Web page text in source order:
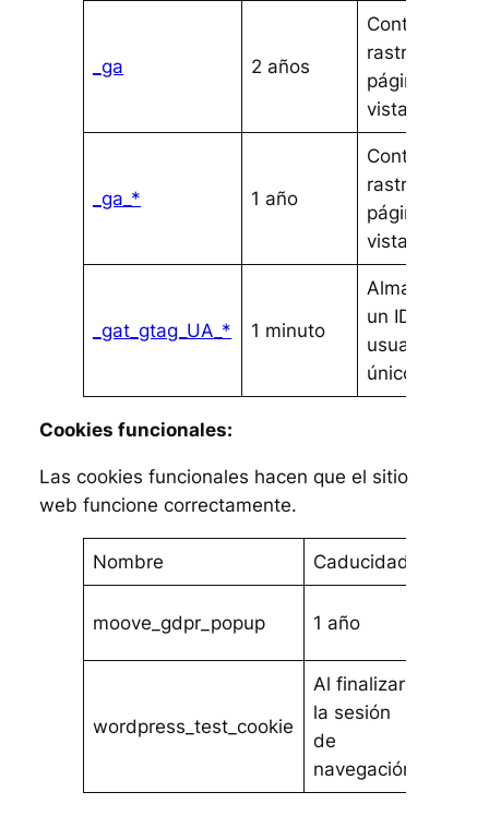
_ga 2 años
Contar y
rastrear
páginas
vistas
_ga_* 1 año
Contar y
rastrear
páginas
vistas
_gat_gtag_UA_* 1 minuto
Almacenar
un ID de
usuario
único
Cookies funcionales:
Las cookies funcionales hacen que el sitio
web funcione correctamente.
Nombre Caducidad
moove_gdpr_popup 1 año
wordpress_test_cookie
Al finalizar
la sesión
de
navegación